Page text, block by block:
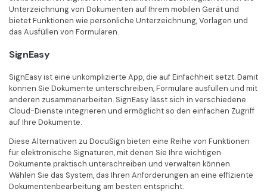
Unterzeichnung von Dokumenten auf Ihrem mobilen Gerät und
bietet Funktionen wie persönliche Unterzeichnung, Vorlagen und
das Ausfüllen von Formularen.
SignEasy
SignEasy ist eine unkomplizierte App, die auf Einfachheit setzt. Damit
können Sie Dokumente unterschreiben, Formulare ausfüllen und mit
anderen zusammenarbeiten. SignEasy lässt sich in verschiedene
Cloud-Dienste integrieren und ermöglicht so den einfachen Zugriff
auf Ihre Dokumente.
Diese Alternativen zu DocuSign bieten eine Reihe von Funktionen
für elektronische Signaturen, mit denen Sie Ihre wichtigen
Dokumente praktisch unterschreiben und verwalten können.
Wählen Sie das System, das Ihren Anforderungen an eine effiziente
Dokumentenbearbeitung am besten entspricht.